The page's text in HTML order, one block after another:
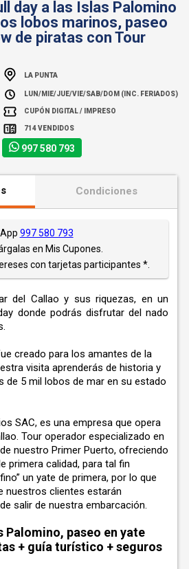
day a las Islas Palomino
lobos marinos, paseo
de piratas con Tour
LA PUNTA
LUN/MIE/JUE/VIE/SAB/DOM (INC. FERIADOS)
CUPÓN DIGITAL / IMPRESO
714 VENDIDOS
997 580 793
Condiciones
997 580 793
en Mis Cupones.
con tarjetas participantes *.
del Callao y sus riquezas, en un
donde podrás disfrutar del nado
creado para los amantes de la
visita aprenderás de historia y
de 5 mil lobos de mar en su estado
SAC, es una empresa que opera
Tour operador especializado en
nuestro Primer Puerto, ofreciendo
primera calidad, para tal fin
un yate de primera, por lo que
nuestros clientes estarán
salir de nuestra embarcación.
Palomino, paseo en yate
+ guía turístico + seguros